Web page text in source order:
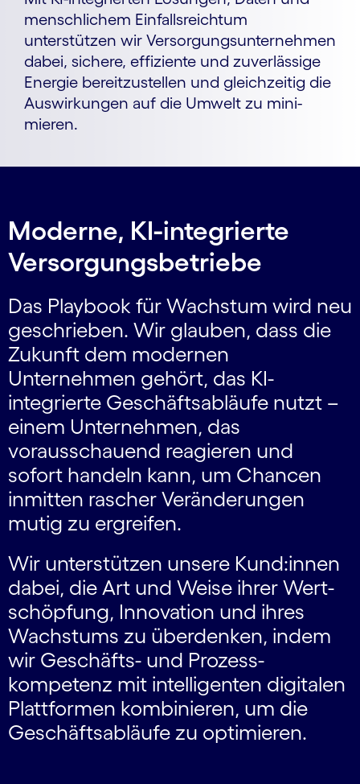
menschlichem Einfallsreichtum
unterstützen wir Versorgungs­unter­nehmen
dabei, sichere, effiziente und zuverlässige
Energie bereit­zustellen und gleichzeitig die
Aus­wirkungen auf die Umwelt zu mini­
mieren.
Moderne, KI-integrierte
Versorgungsbetriebe
Das Playbook für Wachstum wird neu
geschrieben. Wir glauben, dass die
Zukunft dem modernen
Unternehmen gehört, das KI-
integrierte Geschäftsabläufe nutzt –
einem Unternehmen, das
vorausschauend reagieren und
sofort handeln kann, um Chancen
inmitten rascher Veränderungen
mutig zu ergreifen.
Wir unterstützen unsere Kund:innen
dabei, die Art und Weise ihrer Wert­
schöpfung, Innovation und ihres
Wachstums zu überdenken, indem
wir Geschäfts- und Prozess­
kompetenz mit intelligenten digitalen
Platt­formen kombinieren, um die
Geschäfts­abläufe zu optimieren.